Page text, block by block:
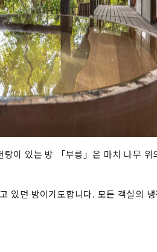
이 있는 방 「부릉」은 마치 나무 위
있던 방이기도합니다. 모든 객실의